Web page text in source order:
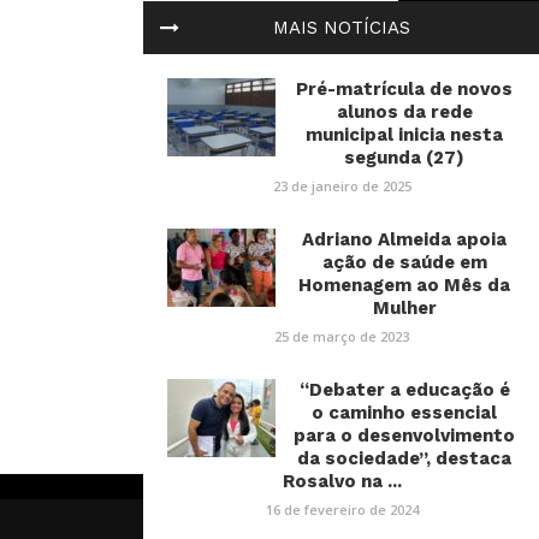
MAIS NOTÍCIAS
Pré-matrícula de novos
alunos da rede
municipal inicia nesta
segunda (27)
23 de janeiro de 2025
Adriano Almeida apoia
ação de saúde em
Homenagem ao Mês da
Mulher
25 de março de 2023
“Debater a educação é
o caminho essencial
para o desenvolvimento
da sociedade”, destaca
Rosalvo na ...
16 de fevereiro de 2024